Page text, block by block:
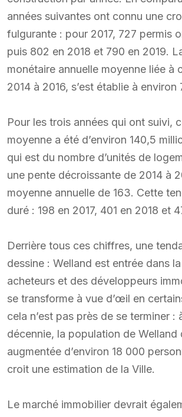
années suivantes ont connu une
fulgurante : pour 2017, 727 permis
puis 802 en 2018 et 790 en 2019.
monétaire annuelle moyenne liée à
2014 à 2016, s’est établie à environ
Pour les trois années qui ont suivi,
moyenne a été d’environ 140,5
qui est du nombre d’unités de
une pente décroissante de 2014 à
moyenne annuelle de 163. Cette
duré : 198 en 2017, 401 en 2018 et
Derrière tous ces chiffres, une
dessine : Welland est entrée dans
acheteurs et des développeurs
se transforme à vue d’œil en
cela n’est pas près de se terminer :
décennie, la population de Welland
augmentée d’environ 18 000
croit une estimation de la Ville.
Le marché immobilier devrait